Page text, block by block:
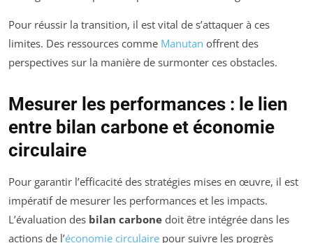
Pour réussir la transition, il est vital de s’attaquer à ces
limites. Des ressources comme Manutan offrent des
perspectives sur la manière de surmonter ces obstacles.
Mesurer les performances : le lien
entre bilan carbone et économie
circulaire
Pour garantir l’efficacité des stratégies mises en œuvre, il est
impératif de mesurer les performances et les impacts.
L’évaluation des bilan carbone doit être intégrée dans les
actions de l’économie circulaire pour suivre les progrès